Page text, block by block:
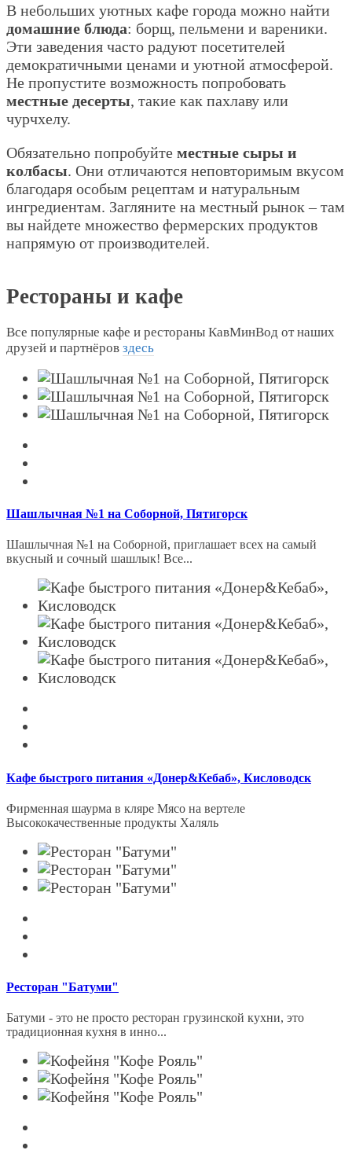
В небольших уютных кафе города можно найти
домашние блюда: борщ, пельмени и вареники.
Эти заведения часто радуют посетителей
демократичными ценами и уютной атмосферой.
Не пропустите возможность попробовать
местные десерты, такие как пахлаву или
чурчхелу.
Обязательно попробуйте местные сыры и
колбасы. Они отличаются неповторимым вкусом
благодаря особым рецептам и натуральным
ингредиентам. Загляните на местный рынок – там
вы найдете множество фермерских продуктов
напрямую от производителей.
Рестораны и кафе
Все популярные кафе и рестораны КавМинВод от наших
друзей и партнёров здесь
Шашлычная №1 на Соборной, Пятигорск
Шашлычная №1 на Соборной, приглашает всех на самый
вкусный и сочный шашлык! Все...
Кафе быстрого питания «Донер&Кебаб», Кисловодск
Фирменная шаурма в кляре Мясо на вертеле
Высококачественные продукты Халяль
Ресторан "Батуми"
Батуми - это не просто ресторан грузинской кухни, это
традиционная кухня в инно...